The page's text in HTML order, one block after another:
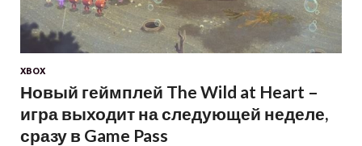
XBOX
Новый геймплей The Wild at Heart –
игра выходит на следующей неделе,
сразу в Game Pass